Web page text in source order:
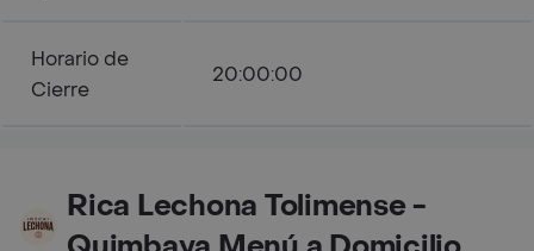
Horario de
Cierre
20:00:00
Rica Lechona Tolimense -